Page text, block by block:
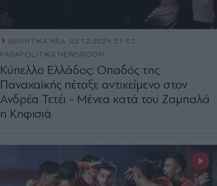
ΑΘΛΗΤΙΚΑ ΝΕΑ 03.12.2024 21:02
PARAPOLITIKA NEWSROOM
Κύπελλο Ελλάδος: Οπαδός της
Παναχαϊκής πέταξε αντικείμενο στον
Ανδρέα Τετέι - Μένεα κατά του Ζαμπαλά
η Κηφισιά